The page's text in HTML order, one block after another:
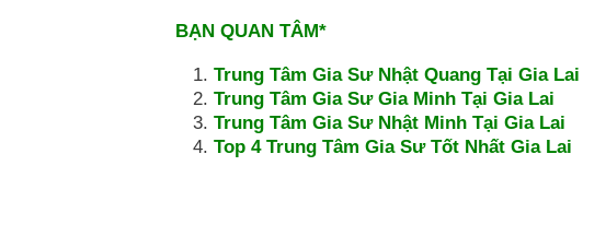
BẠN QUAN TÂM*
Trung Tâm Gia Sư Nhật Quang Tại Gia Lai
Trung Tâm Gia Sư Gia Minh Tại Gia Lai
Trung Tâm Gia Sư Nhật Minh Tại Gia Lai
Top 4 Trung Tâm Gia Sư Tốt Nhất Gia Lai